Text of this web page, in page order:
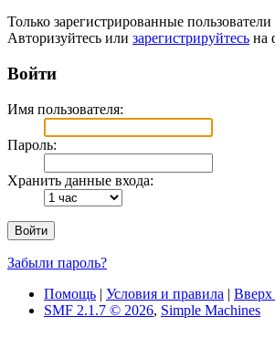
Только зарегистрированные
Авторизуйтесь или зарегистрируйтесь на
Войти
Имя пользователя:
Пароль:
Хранить данные входа:
Забыли пароль?
Помощь | Условия и правила |
SMF 2.1.7 © 2026, Simple Machines